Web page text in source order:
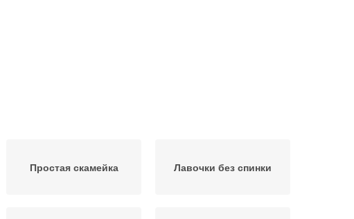
Простая скамейка Лавочки без спинки